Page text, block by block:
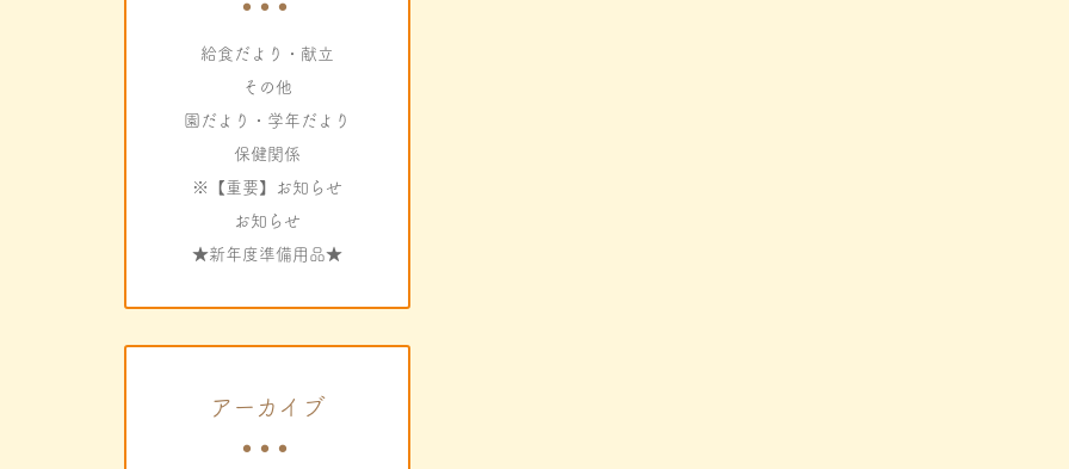
給食だより・献立
その他
園だより・学年だより
保健関係
※【重要】お知らせ
お知らせ
★新年度準備用品★
アーカイブ